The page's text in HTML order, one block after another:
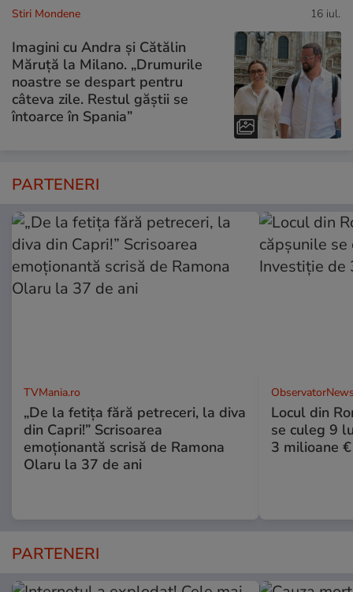
Stiri Mondene 16 iul.
Imagini cu Andra și Cătălin
Măruță la Milano. „Drumurile
noastre se despart pentru
câteva zile. Restul găștii se
întoarce în Spania”
PARTENERI
TVMania.ro
„De la fetița fără petreceri, la diva
din Capri!” Scrisoarea
emoționantă scrisă de Ramona
Olaru la 37 de ani
Locul din
se culeg 9
3 milioane €
PARTENERI